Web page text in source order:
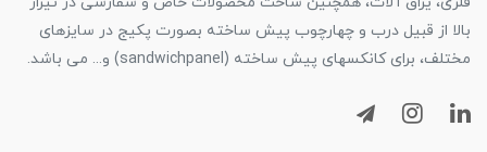
بالا از قبیل درب و چهارچوب پیش ساخته بصورت پکیج در سایزهای
مختلف، برای کانکسهای پیش ساخته (sandwichpanel) و... می باشد.